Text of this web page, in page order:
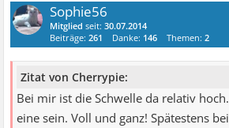
Sophie56
Mitglied seit:30.07.2014
Beiträge:261 Danke: 146 Themen:2
Zitat von Cherrypie:
Bei mir ist die Schwelle da relativ
eine sein. Voll und ganz! Spätestens